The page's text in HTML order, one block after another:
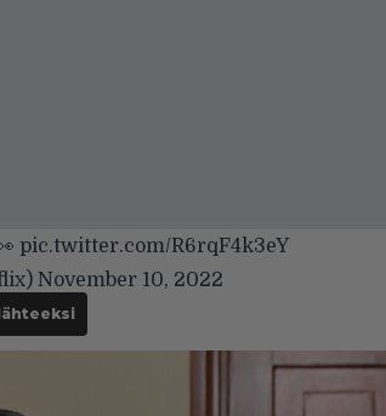
pic.twitter.com/R6rqF4k3eY
November 10, 2022